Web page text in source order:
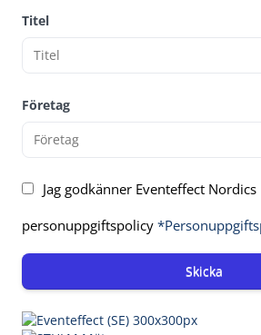
Titel
Företag
Jag godkänner Eventeffect Nordics
personuppgiftspolicy
Skicka